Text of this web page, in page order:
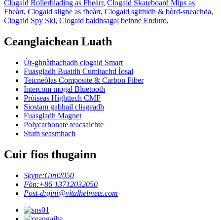
Clogaid Rollerblading as Fheàrr, Clogaid Skateboard Mips as
Fheàrr, Clogaid slighe as fheàrr, Clogaid sgithidh & bòrd-sneachda,
Clogaid Spy Ski, Clogaid baidhsagal beinne Enduro,
Ceanglaichean Luath
Ùr-ghnàthachadh clogaid Smart
Fuasgladh Buaidh Cumhachd Ìosal
Teicneòlas Composite & Carbon Fiber
Intercom mogal Bluetooth
Pròiseas Highttech CMF
Siostam gabhail clisgeadh
Fuasgladh Magnet
Polycarbonate teacsaichte
Stuth seasmhach
Cuir fios thugainn
Skype:Gini2050
Fòn:+86 13712032050
Post-d:gini@vitalhelmets.com